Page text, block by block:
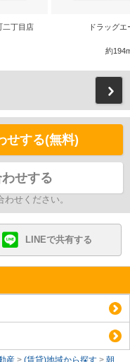
二丁目店 ドラッグ
約
せする(無料)
せする
せください。
LINEで共有する